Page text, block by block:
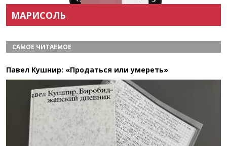
МАРИСОЛЬ
САМОЕ ЧИТАЕМОЕ
Павел Кушнир: «Продаться или умереть»